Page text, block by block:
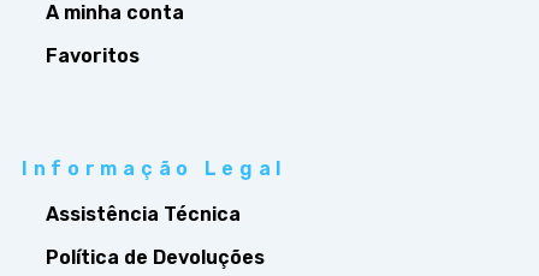
A minha conta
Favoritos
Informação Legal
Assistência Técnica
Política de Devoluções